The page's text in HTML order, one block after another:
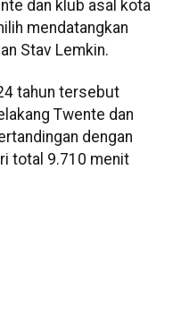
dan klub asal kota
mendatangkan
Stav Lemkin.
tahun tersebut
Twente dan
dengan
total 9.710 menit